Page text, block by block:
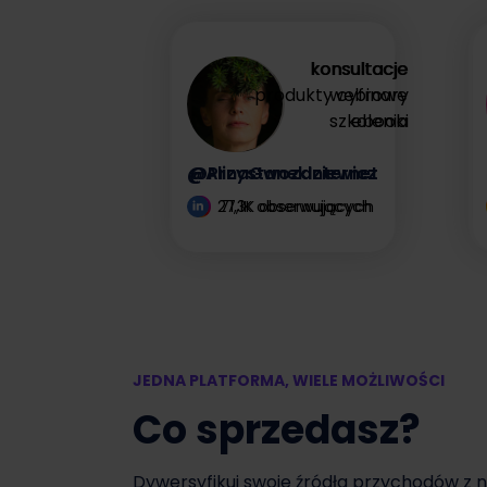
zysk
Zyskaj
konsultacje
webinary
ebooki
@PrzystanekInternet
71,3K obserwujących
konsultacje
produkty cyfrowe
szkolenia
@AlinaGwozdziewicz
27,1K obserwujących
JEDNA PLATFORMA, WIELE MOŻLIWOŚCI
Co sprzedasz?